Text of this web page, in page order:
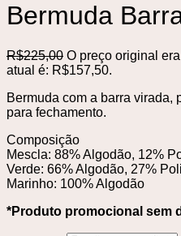
Bermuda
R$225,00 O preço original
atual é: R$157,50.
Bermuda com a barra virada,
para fechamento.
Composição
Mescla: 88% Algodão, 12%
Verde: 66% Algodão, 27%
Marinho: 100% Algodão
*Produto promocional sem